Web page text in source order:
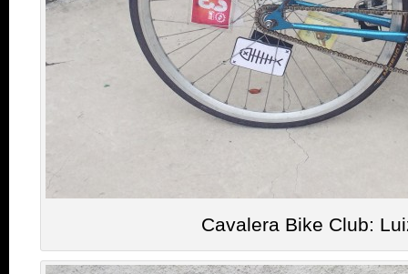
Cavalera Bike Club: